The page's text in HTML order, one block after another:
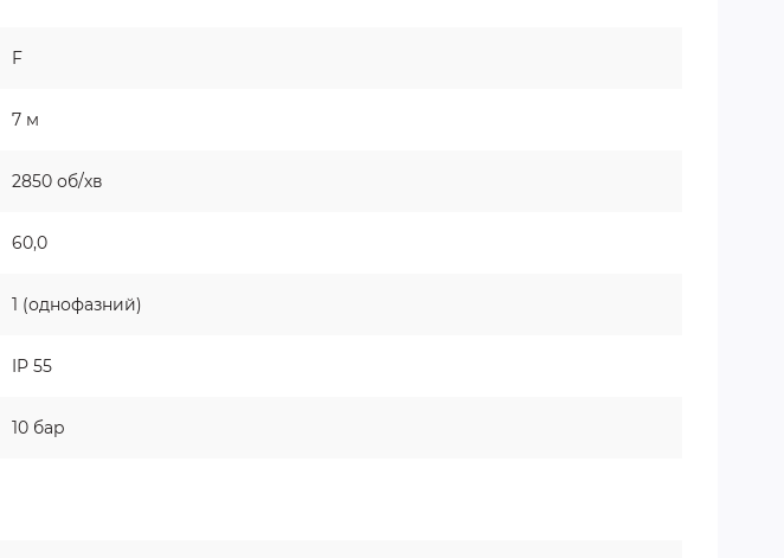
F
7 м
2850 об/хв
60,0
1 (однофазний)
IP 55
10 бар